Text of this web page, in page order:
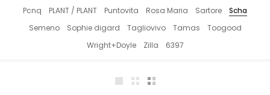
Pcnq
PLANT / PLANT Puntovita Rosa Maria Sartore
Scha
Semeno
Sophie digard Tagliovivo Tamas
Toogood
Wright+Doyle
Zilla 6397